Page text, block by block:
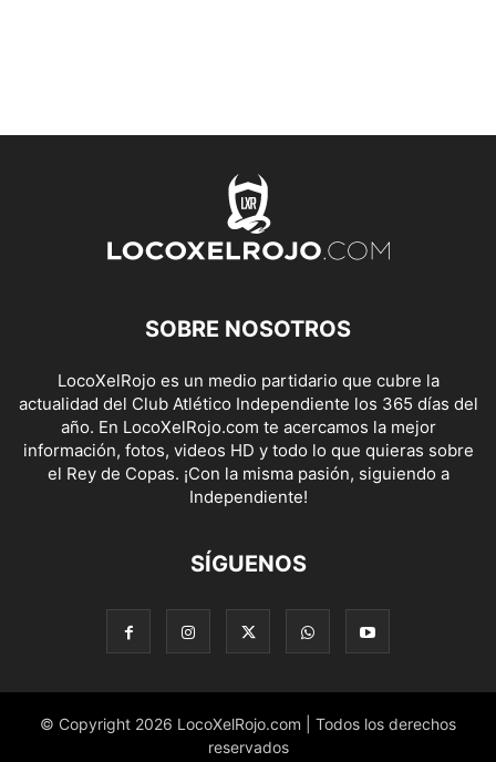
SOBRE NOSOTROS
LocoXelRojo es un medio partidario que cubre la
actualidad del Club Atlético Independiente los 365 días del
año. En LocoXelRojo.com te acercamos la mejor
información, fotos, videos HD y todo lo que quieras sobre
el Rey de Copas. ¡Con la misma pasión, siguiendo a
Independiente!
SÍGUENOS
© Copyright 2026 LocoXelRojo.com | Todos los derechos
reservados